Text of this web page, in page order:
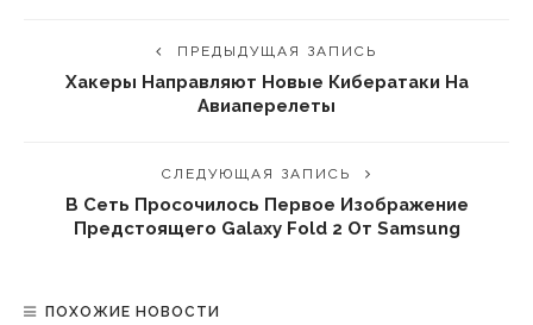
ПРЕДЫДУЩАЯ ЗАПИСЬ
Хакеры Направляют Новые Кибератаки На
Авиаперелеты
СЛЕДУЮЩАЯ ЗАПИСЬ
В Сеть Просочилось Первое Изображение
Предстоящего Galaxy Fold 2 От Samsung
ПОХОЖИЕ НОВОСТИ